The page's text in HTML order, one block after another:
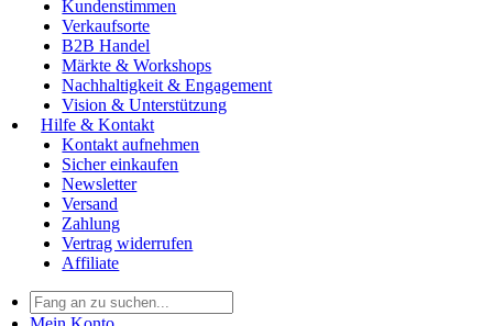
Kundenstimmen
Verkaufsorte
B2B Handel
Märkte & Workshops
Nachhaltigkeit & Engagement
Vision & Unterstützung
Hilfe & Kontakt
Kontakt aufnehmen
Sicher einkaufen
Newsletter
Versand
Zahlung
Vertrag widerrufen
Affiliate